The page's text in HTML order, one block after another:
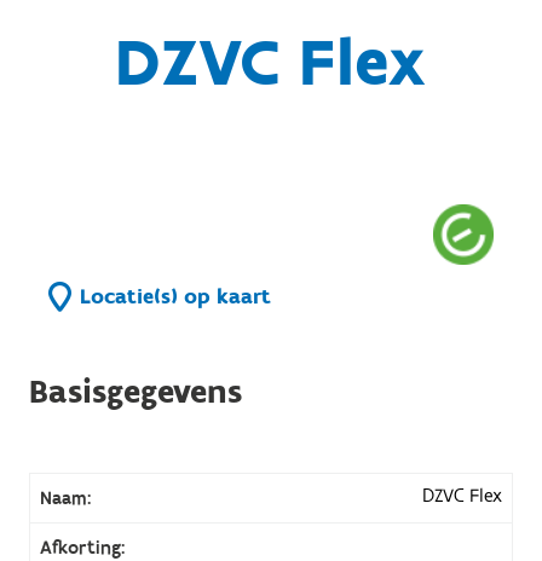
DZVC Flex
Locatie(s) op kaart
Basisgegevens
Naam: DZVC Flex
Afkorting: